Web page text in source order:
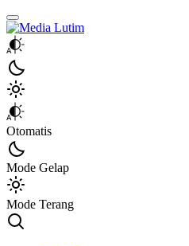
Media Lutim
Info untuk Lutim
Otomatis
Mode Gelap
Mode Terang